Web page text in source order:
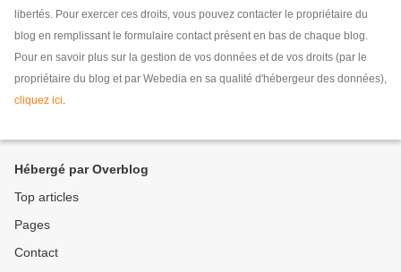
libertés. Pour exercer ces droits, vous pouvez contacter le propriétaire du
blog en remplissant le formulaire contact présent en bas de chaque blog.
Pour en savoir plus sur la gestion de vos données et de vos droits (par le
propriétaire du blog et par Webedia en sa qualité d'hébergeur des données),
cliquez ici.
Hébergé par Overblog
Top articles
Pages
Contact